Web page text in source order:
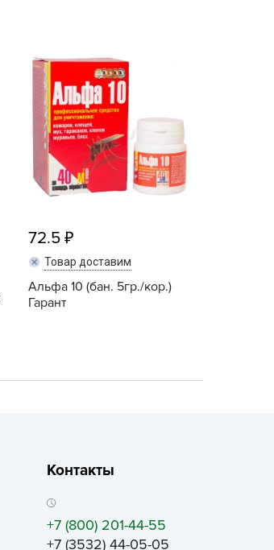
72.5
Товар доставим
Альфа 10 (бан. 5гр./кор.)
Гарант
Контакты
+7 (800) 201-44-55
+7 (3532) 44-05-05